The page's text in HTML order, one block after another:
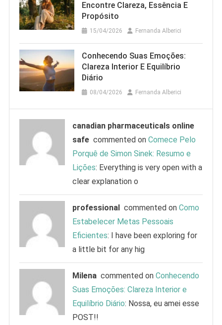
Encontre Clareza, Essência E
Propósito
15/04/2026 Fernanda Alberici
Conhecendo Suas Emoções:
Clareza Interior E Equilíbrio
Diário
08/04/2026 Fernanda Alberici
canadian pharmaceuticals online
safe commented onComece Pelo
Porquê de Simon Sinek: Resumo e
Lições: Everything is very open with a
clear explanation o
professional commented onComo
Estabelecer Metas Pessoais
Eficientes: I have been exploring for
a little bit for any hig
Milena commented onConhecendo
Suas Emoções: Clareza Interior e
Equilíbrio Diário: Nossa, eu amei esse
POST!!